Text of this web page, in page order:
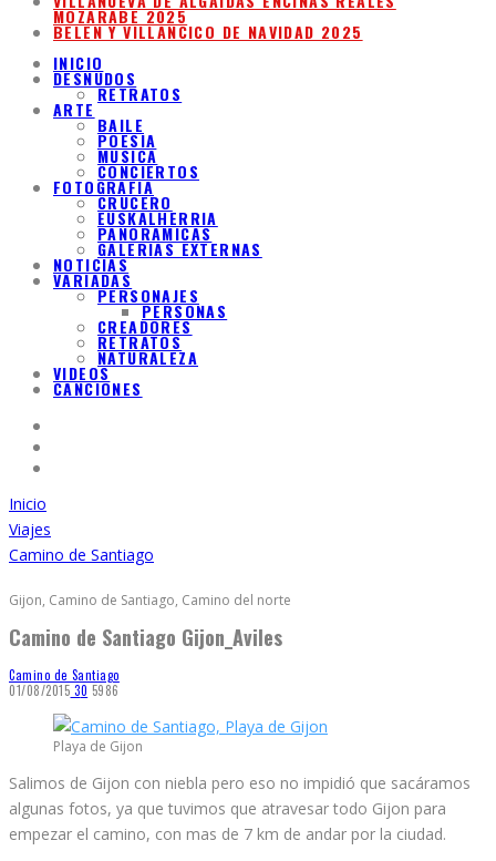
MOZARABE 2025
BELEN Y VILLANCICO DE NAVIDAD 2025
INICIO
DESNUDOS
RETRATOS
ARTE
BAILE
POESIA
MUSICA
CONCIERTOS
FOTOGRAFIA
CRUCERO
EUSKALHERRIA
PANORAMICAS
GALERIAS EXTERNAS
NOTICIAS
VARIADAS
PERSONAJES
PERSONAS
CREADORES
RETRATOS
NATURALEZA
VIDEOS
CANCIONES
Inicio
Viajes
Camino de Santiago
Gijon, Camino de Santiago, Camino del norte
Camino de Santiago Gijon_Aviles
Camino de Santiago
01/08/2015 30 5986
Playa de Gijon
Salimos de Gijon con niebla pero eso no impidió que sacáramos
algunas fotos, ya que tuvimos que atravesar todo Gijon para
empezar el camino, con mas de 7 km de andar por la ciudad.